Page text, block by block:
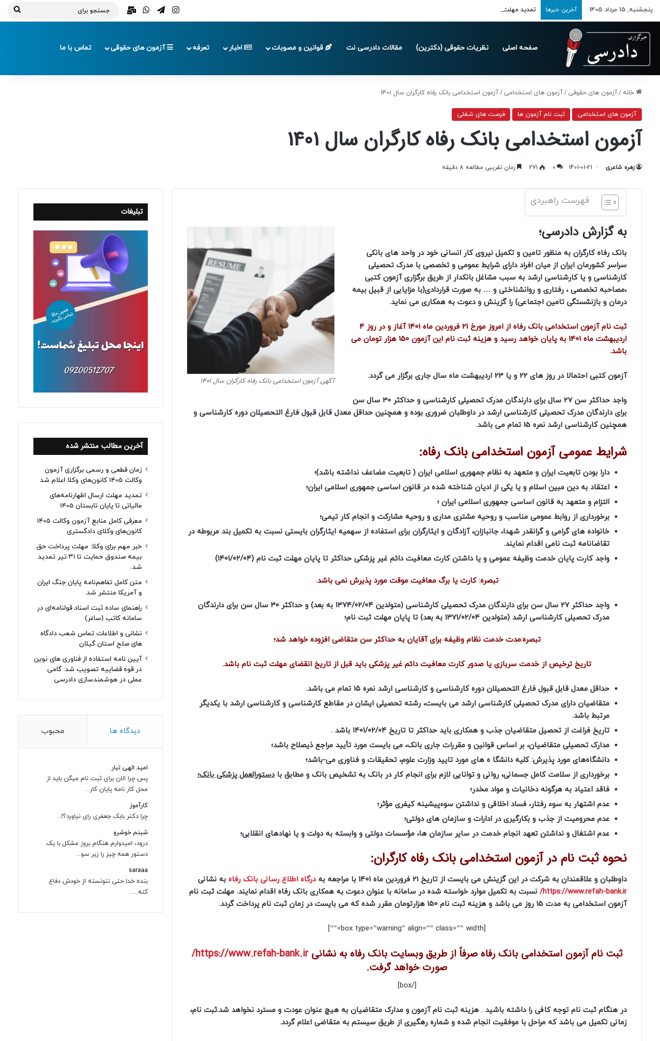
پنجشنبه, 15 مرداد 1405 آخرین خبرها تمدید مهلت ارسال اظهارنامه‌های مالیاتی تا پایان تابستان 1405 اینستاگرام
تلگرامواتس آپ
ایمیل
صفحه اصلی نظریات حقوقی (دکترین) مقالات دادرسی نت قوانین و مصوبات اخبار تعرفه آزمون های حقوقی تماس با ما
خانه /آزمون های حقوقی /آزمون های استخدامی /آزمون استخدامی بانک رفاه کارگران سال 1401
آزمون های استخدامی ثبت نام آزمون ها فرصت های شغلی
آزمون استخدامی بانک رفاه کارگران سال 1401
زهره شاعری 1401-01-21
0
271 زمان تقریبی مطالعه 8 دقیقه
فهرست راهبردی
آگهی آزمون استخدامی بانک رفاه کارگران سال 1401
به گزارش دادرسی؛
بانک رفاه کارگران به منظور تامین و تکمیل نیروی کار انسانی خود در واحد های بانکی
سراسر کشورمان ایران از میان افراد دارای شرایط عمومی و تخصصی با مدرک تحصیلی
کارشناسی و یا کارشناسی ارشد به سبب مشاغل بانکدار از طریق برگزاری آزمون کتبی
،مصاحبه تخصصی ، رفتاری و روانشناختی و … به صورت قراردادی(با مزایایی از قبیل بیمه
درمان و بازنشستگی تامین اجتماعی) را گزینش و دعوت به همکاری می نماید.
ثبت نام آزمون استخدامی بانک رفاه از امروز مورخ 21 فروردین ماه 1401 آغاز و در روز 4
اردیبهشت ماه 1401 به پایان خواهد رسید و هزینه ثبت نام این آزمون 150 هزار تومان می
باشد.
آزمون کتبی احتمالا در روز های 22 و یا 23 اردیبهشت ماه سال جاری برگزار می گردد.
واجد حداکثر سن 27 سال برای دارندگان مدرک تحصیلی کارشناسی و حداکثر 30 سال سن
برای دارندگان مدرک تحصیلی کارشناسی ارشد در داوطلبان ضروری بوده و همچنین حداقل معدل قابل قبول فارغ التحصیلان دوره کارشناسی و
همچنین کارشناسی ارشد نمره 15 تمام می باشد.
شرایط عمومی آزمون استخدامی بانک رفاه:
دارا بودن تابعیت ایران و متعهد به نظام جمهوری اسلامی ایران ( تابعیت مضاعف نداشته باشد)؛
اعتقاد به دین مبین اسلام و یا یکی از ادیان شناخته شده در قانون اساسی جمهوری اسلامی ایران؛
التزام و متعهد به قانون اساسی جمهوری اسلامی ایران ؛
برخورداری از روابط عمومی مناسب و روحیه مشتری مداری و روحیه مشارکت و انجام کار تیمی؛
خانواده های گرامی و گرانقدر شهدا، جانبازان، آزادگان و ایثارگران برای استفاده از سهمیه ایثارگران بایستی نسبت به تکمیل بند مربوطه در
تقاضانامه ثبت نامی اقدام نمایند.
واجد کارت پایان خدمت وظیفه عمومی و یا داشتن کارت معافیت دائم غیر پزشکی حداکثر تا پایان مهلت ثبت نام (۱۴۰۱/۰۲/۰۴)
تبصره: کارت یا برگ معافیت موقت مورد پذیرش نمی باشد.
واجد حداکثر ۲۷ سال سن برای دارندگان مدرک تحصیلی کارشناسی (متولدین ۱۳۷۴/۰۲/۰۴
به بعد) و حداکثر ۳۰ سال سن برای دارندگان
مدرک تحصیلی کارشناسی ارشد (متولدین ۱۳۷۱/۰۲/۰۴ به بعد) تا پایان مهلت ثبت نام؛
تبصره:مدت خدمت نظام وظیفه برای آقایان به حداکثر سن متقاضی افزوده خواهد شد؛
تاریخ ترخیص از خدمت سربازی یا صدور کارت معافیت دائم غیر پزشکی باید قبل از تاریخ انقضای مهلت ثبت نام باشد.
حداقل معدل قابل قبول فارغ التحصیلان دوره کارشناسی‌ و کارشناسی ارشد نمره ۱۵ تمام می باشد.
متقاضیان دارای مدرک تحصیلی کارشناسی ارشد می بایست، رشته تحصیلی ایشان در مقاطع کارشناسی و کارشناسی ارشد با یکدیگر
مرتبط باشد.
تاریخ فراغت از تحصیل متقاضیان جذب و همکاری باید حداکثر تا تاریخ ۱۴۰۱/۰۲/۰۴ باشد .
مدارک تحصیلی متقاضیان، بر اساس قوانین و مقررات جاری بانک، می بایست مورد تأیید مراجع ذیصلاح باشد؛
دانشگاه‌های مورد پذیرش: کلیه دانشگا ه های مورد تایید وزارت علوم، تحقیقات و فناوری می-باشد؛
برخورداری از سلامت کامل جسمانی، روانی و توانایی لازم برای انجام کار در بانک به تشخیص بانک و مطابق بادستورالعمل پزشکی بانک؛
فاقد اعتیاد به هرگونه دخانیات و مواد مخدر؛
عدم اشتهار به سوء رفتار، فساد اخلاقی و نداشتن سوءپیشینه کیفری مؤثر؛
عدم محرومیت از جذب و بکارگیری در ادارات و سازمان های دولتی؛
عدم اشتغال و نداشتن تعهد انجام خدمت در سایر سازمان ها، مؤسسات دولتی و وابسته به دولت و یا نهادهای انقلابی؛
نحوه ثبت نام در آزمون استخدامی بانک رفاه کارگران:
داوطلبان و علاقمندان به شرکت در این گزینش می بایست از تاریخ 21 فروردین ماه 1401 با مراجعه به درگاه اطلاع رسانی بانک رفاه به نشانی
https://www.refah-bank.ir/ نسبت به تکمیل موارد خواسته شده در سامانه با عنوان دعوت به همکاری بانک رفاه اقدام نمایند. مهلت ثبت نام
آزمون استخدامی به مدت 15 روز می باشد و هزینه ثبت نام 150 هزارتومان مقرر شده که می بایست در زمان ثبت نام پرداخت گردد.
[box type=”warning” align=”” class=”” width=””]
ثبت نام آزمون استخدامی بانک رفاه صرفاً از طریق وبسایت بانک رفاه به نشانیhttps://www.refah-bank.ir/
صورت خواهد گرفت.
[/box]
در هنگام ثبت نام توجه کافی را داشته باشید . هزینه ثبت نام آزمون و مدارک متقاضیان به هیچ عنوان عودت و مسترد نخواهد شد.ثبت نام،
زمانی تکمیل می باشد که مراحل با موفقیت انجام شده و شماره رهگیری از طریق سیستم به متقاضی اعلام گردد.
تبلیغات
آخرین مطالب منتشر شده
زمان قطعی و رسمی برگزاری آزمون
وکالت 1405 کانون‌های وکلا اعلام شد
تمدید مهلت ارسال اظهارنامه‌های
مالیاتی تا پایان تابستان 1405
معرفی کامل منابع آزمون وکالت 1405
کانون‌های وکلای دادگستری
خبر مهم برای وکلا: مهلت پرداخت حق
بیمه صندوق حمایت تا ۳۱ تیر تمدید
شد.
متن کامل تفاهم‌نامه پایان جنگ ایران
و آمریکا منتشر شد.
راهنمای ساده ثبت اسناد قولنامه‌ای در
سامانه کاتب (ساغر)
نشانی و اطلاعات تماس شعب دادگاه
های صلح استان گیلان
آیین نامه استفاده از فناوری های نوین
در قوه قضاییه تصویب شد: گامی
عملی در هوشمندسازی دادرسی
دیدگاه ها محبوب
امید الهی تبار
پس چرا الان برای ثبت نام میگن باید از
محل کار نامه پایان کار...
کارآموز
چرا دکتر بابک جعفری رای نیاورد؟!...
شبنم خوشرو
درود، امیدوارم هنگام بروز مشکل با یک
دستور همه چیز را زیر سو...
saraaa
بنده خدا حتی نتونسته از خودش دفاع
کنه......